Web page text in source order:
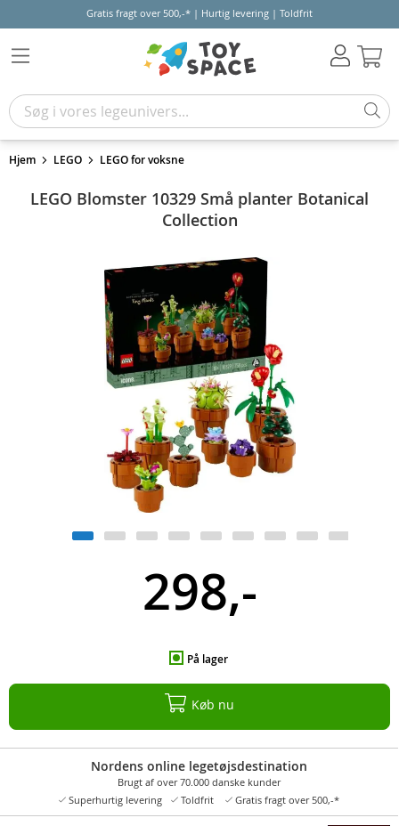
Gratis fragt over 500,-* | Hurtig levering | Toldfrit
Hjem LEGO LEGO for voksne
LEGO Blomster 10329 Små planter Botanical
Collection
298,-
På lager
Køb nu
Nordens online legetøjsdestination
Brugt af over 70.000 danske kunder
Superhurtig levering
Toldfrit Gratis fragt over 500,-*